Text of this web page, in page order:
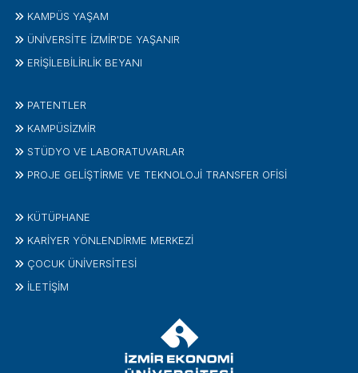
KAMPÜS YAŞAM
ÜNİVERSİTE İZMİR'DE YAŞANIR
ERİŞİLEBİLİRLİK BEYANI
PATENTLER
KAMPÜSİZMIR
STÜDYO VE LABORATUVARLAR
PROJE GELIŞTIRME VE TEKNOLOJI TRANSFER OFISI
KÜTÜPHANE
KARİYER YÖNLENDİRME MERKEZİ
ÇOCUK ÜNIVERSITESI
İLETIŞIM